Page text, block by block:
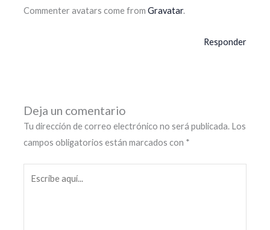
Commenter avatars come fromGravatar.
Responder
Deja un comentario
Tu dirección de correo electrónico no será publicada. Los
campos obligatorios están marcados con *